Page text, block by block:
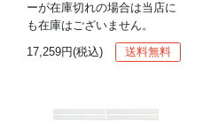
ーが在庫切れの場合は当店に
も在庫はございません。
17,259円(税込)
送料無料